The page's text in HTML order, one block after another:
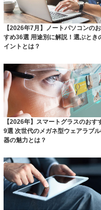
【2026年7月】ノートパソコンの
すめ36選 用途別に解説！選ぶとき
イントとは？
【2026年】スマートグラスのおす
9選 次世代のメガネ型ウェアラブ
器の魅力とは？